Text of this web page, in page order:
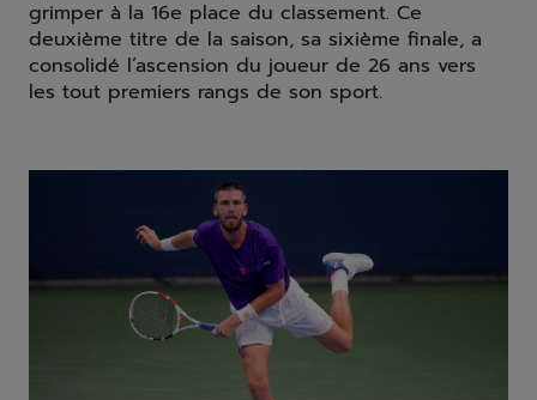
grimper à la 16e place du classement. Ce
deuxième titre de la saison, sa sixième finale, a
consolidé l’ascension du joueur de 26 ans vers
les tout premiers rangs de son sport.